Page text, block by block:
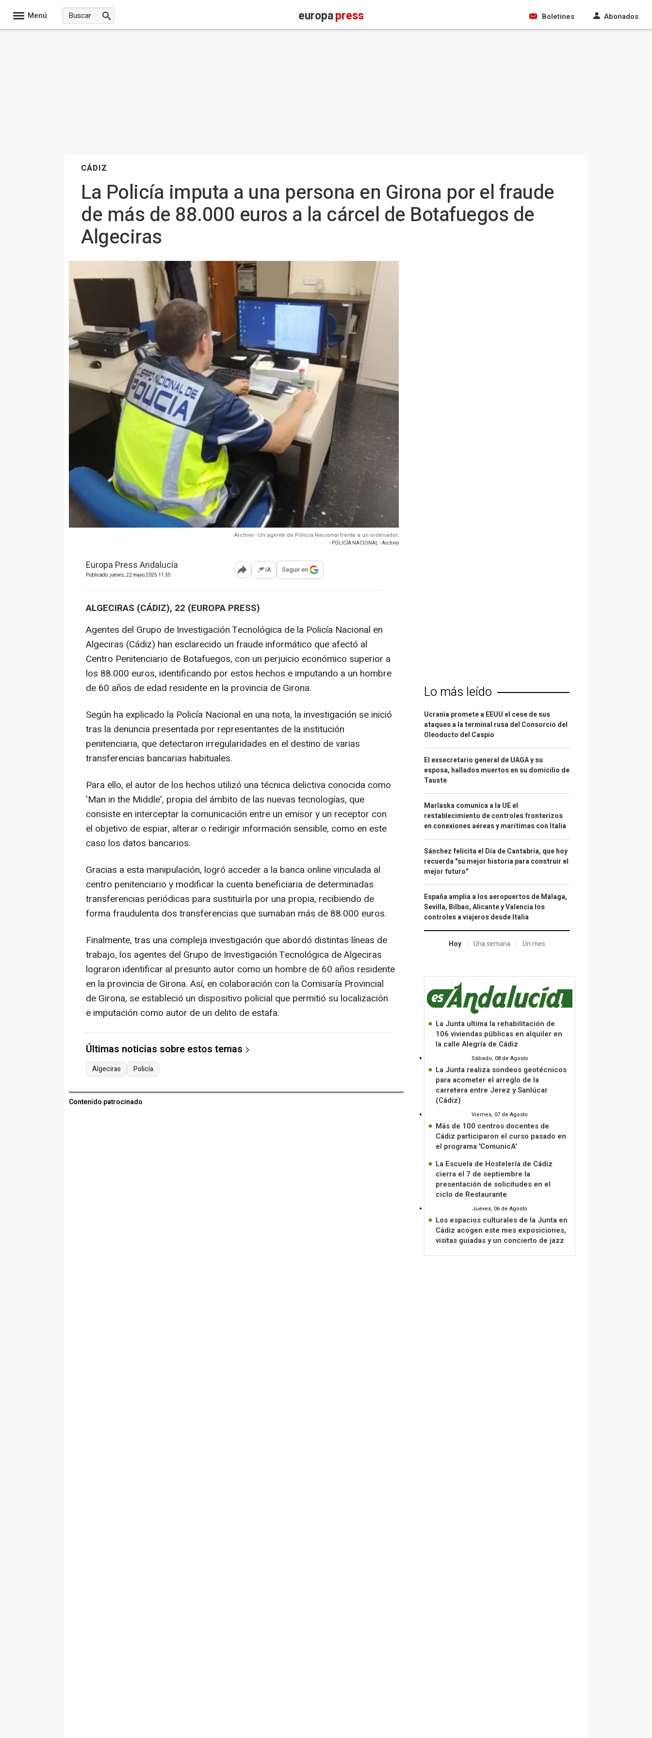
Menú europapress Boletines Abonados
CÁDIZ
La Policía imputa a una persona en Girona por el fraude
de más de 88.000 euros a la cárcel de Botafuegos de
Algeciras
Archivo - Un agente de Policía Nacional frente a un ordenador.
- POLICÍA NACIONAL - Archivo
Europa Press Andalucía
Publicado: jueves, 22 mayo 2025 11:35 Abrir opciones para compartir
IA Seguir en
ALGECIRAS (CÁDIZ), 22 (EUROPA PRESS)
Agentes del Grupo de Investigación Tecnológica de la Policía Nacional en
Algeciras (Cádiz) han esclarecido un fraude informático que afectó al
Centro Penitenciario de Botafuegos, con un perjuicio económico superior a
los 88.000 euros, identificando por estos hechos e imputando a un hombre
de 60 años de edad residente en la provincia de Girona.
Según ha explicado la Policía Nacional en una nota, la investigación se inició
tras la denuncia presentada por representantes de la institución
penitenciaria, que detectaron irregularidades en el destino de varias
transferencias bancarias habituales.
Para ello, el autor de los hechos utilizó una técnica delictiva conocida como
'Man in the Middle', propia del ámbito de las nuevas tecnologías, que
consiste en interceptar la comunicación entre un emisor y un receptor con
el objetivo de espiar, alterar o redirigir información sensible, como en este
caso los datos bancarios.
Gracias a esta manipulación, logró acceder a la banca online vinculada al
centro penitenciario y modificar la cuenta beneficiaria de determinadas
transferencias periódicas para sustituirla por una propia, recibiendo de
forma fraudulenta dos transferencias que sumaban más de 88.000 euros.
Finalmente, tras una compleja investigación que abordó distintas líneas de
trabajo, los agentes del Grupo de Investigación Tecnológica de Algeciras
lograron identificar al presunto autor como un hombre de 60 años residente
en la provincia de Girona. Así, en colaboración con la Comisaría Provincial
de Girona, se estableció un dispositivo policial que permitió su localización
e imputación como autor de un delito de estafa.
Últimas noticias sobre estos temas
Algeciras Policía
Contenido patrocinado
Lo más leído
Ucrania promete a EEUU el cese de sus
ataques a la terminal rusa del Consorcio del
Oleoducto del Caspio
El exsecretario general de UAGA y su
esposa, hallados muertos en su domicilio de
Tauste
Marlaska comunica a la UE el
restablecimiento de controles fronterizos
en conexiones aéreas y marítimas con Italia
Sánchez felicita el Día de Cantabria, que hoy
recuerda "su mejor historia para construir el
mejor futuro"
España amplía a los aeropuertos de Málaga,
Sevilla, Bilbao, Alicante y Valencia los
controles a viajeros desde Italia
Hoy Una semana Un mes
La Junta ultima la rehabilitación de
106 viviendas públicas en alquiler en
la calle Alegría de Cádiz
Sábado, 08 de Agosto
La Junta realiza sondeos geotécnicos
para acometer el arreglo de la
carretera entre Jerez y Sanlúcar
(Cádiz)
Viernes, 07 de Agosto
Más de 100 centros docentes de
Cádiz participaron el curso pasado en
el programa 'ComunicA'
La Escuela de Hostelería de Cádiz
cierra el 7 de septiembre la
presentación de solicitudes en el
ciclo de Restaurante
Jueves, 06 de Agosto
Los espacios culturales de la Junta en
Cádiz acogen este mes exposiciones,
visitas guiadas y un concierto de jazz